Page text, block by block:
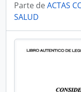
Parte deACTAS
SALUD